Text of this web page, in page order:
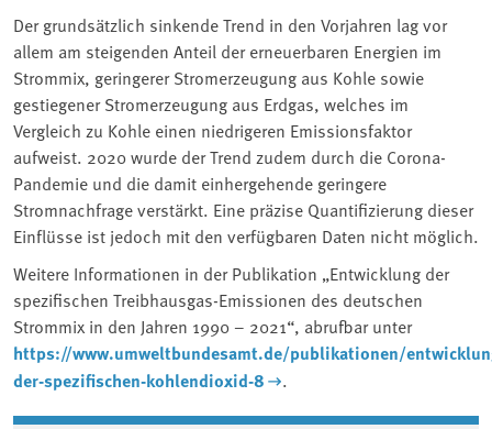
Der grundsätzlich sinkende Trend in den Vorjahren lag vor
allem am steigenden Anteil der erneuerbaren Energien im
Strommix, geringerer Stromerzeugung aus Kohle sowie
gestiegener Stromerzeugung aus Erdgas, welches im
Vergleich zu Kohle einen niedrigeren Emissionsfaktor
aufweist. 2020 wurde der Trend zudem durch die Corona-
Pandemie und die damit einhergehende geringere
Stromnachfrage verstärkt. Eine präzise Quantifizierung dieser
Einflüsse ist jedoch mit den verfügbaren Daten nicht möglich.
Weitere Informationen in der Publikation „Entwicklung der
spezifischen Treibhausgas-Emissionen des deutschen
Strommix in den Jahren 1990 – 2021“, abrufbar unter
https://www.umweltbundesamt.de/publikationen/
der-spezifischen-kohlendioxid-8
.